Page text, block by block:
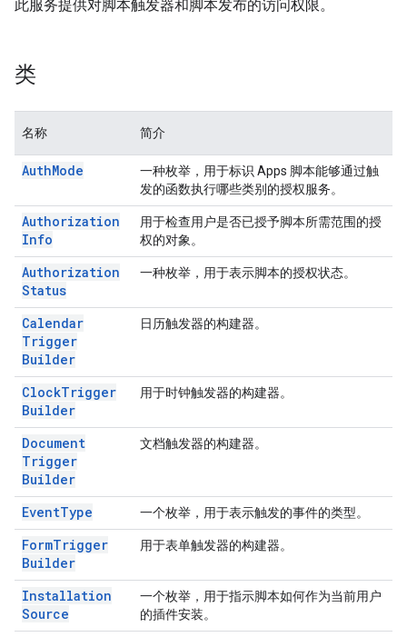
此服务提供对脚本触发器和脚本发布的访问权限。
类
名称 简介
AuthMode
一种枚举，用于标识 Apps 脚本能够通过触
发的函数执行哪些类别的授权服务。
Authorization
Info
用于检查用户是否已授予脚本所需范围的授
权的对象。
Authorization
Status
一种枚举，用于表示脚本的授权状态。
Calendar
Trigger
Builder
日历触发器的构建器。
ClockTrigger
Builder
用于时钟触发器的构建器。
Document
Trigger
Builder
文档触发器的构建器。
EventType 一个枚举，用于表示触发的事件的类型。
FormTrigger
Builder
用于表单触发器的构建器。
Installation
Source
一个枚举，用于指示脚本如何作为当前用户
的插件安装。